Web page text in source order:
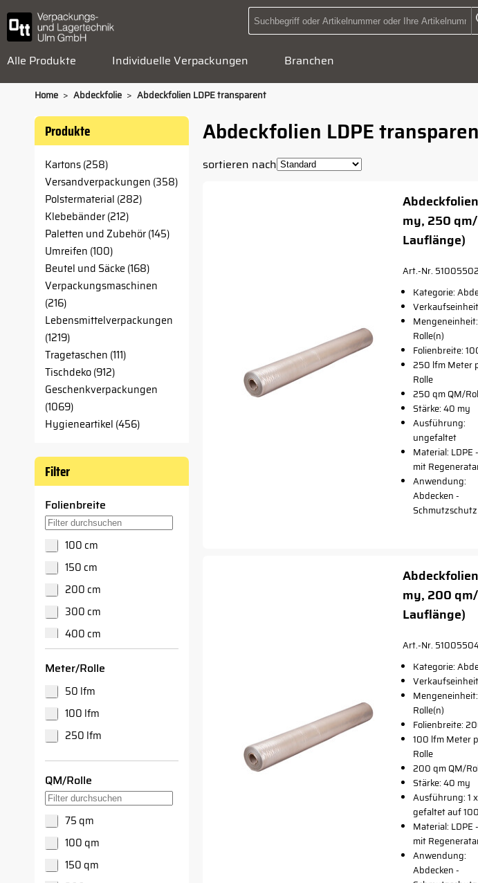
Suchbegriff oder
Alle Produkte Individuelle Verpackungen Branchen
Home > Abdeckfolie > Abdeckfolien LDPE transparent
Produkte
Kartons (258)
Versandverpackungen (358)
Polstermaterial (282)
Klebebänder (212)
Paletten und Zubehör (145)
Umreifen (100)
Beutel und Säcke (168)
Verpackungsmaschinen
(216)
Lebensmittelverpackungen
(1219)
Tragetaschen (111)
Tischdeko (912)
Geschenkverpackungen
(1069)
Hygieneartikel (456)
Filter
Folienbreite
Suche in Folienbreite-Filter
100 cm
150 cm
200 cm
300 cm
400 cm
Meter/Rolle
50 lfm
100 lfm
250 lfm
QM/Rolle
Suche in QM/Rolle-Filter
75 qm
100 qm
150 qm
Abdeckfolien LDPE
sortieren nach
my, 250
Lauflänge)
Art.-Nr. 51005502
Kategorie:
Mengeneinheit:
Rolle(n)
Folienbreite:
250 lfm Meter
Rolle
250 qm QM/
Stärke: 40 my
Ausführung:
ungefaltet
Material: LDPE
mit
Anwendung:
Abdecken -
Schmutzschutz
my, 200
Lauflänge)
Art.-Nr.
Kategorie:
Mengeneinheit:
Rolle(n)
Folienbreite:
100 lfm Meter
Rolle
200 qm QM/
Stärke: 40 my
Ausführung: 1 x
gefaltet auf
Material: LDPE
mit
Anwendung:
Abdecken -